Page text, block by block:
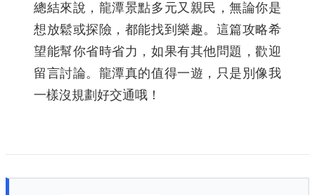
總結來說，龍潭景點多元又親民，無論你是
想放鬆或探險，都能找到樂趣。這篇攻略希
望能幫你省時省力，如果有其他問題，歡迎
留言討論。龍潭真的值得一遊，只是別像我
一樣沒規劃好交通哦！